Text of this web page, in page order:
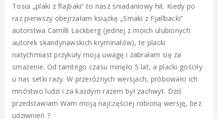
Tosia „plaki z flajbaki” to nasz śniadaniowy hit. Kiedy po
raz pierwszy obejrzałam książkę „Smaki z Fjallbacki”
autorstwa Camilli Lackberg (jednej z moich ulubionych
autorek skandynawskich kryminałów), te placki
natychmiast przykuły moją uwagę i zabrałam się za
smażenie. Od tamtego czasu minęło 5 lat, a placki gościły
u nas setki razy. W przeróżnych wersjach, próbowało ich
mnóstwo ludzi i za każdym razem był zachwyt. Dziś
przedstawiam Wam moją najczęściej robioną wersję, bez
udziwnień ?